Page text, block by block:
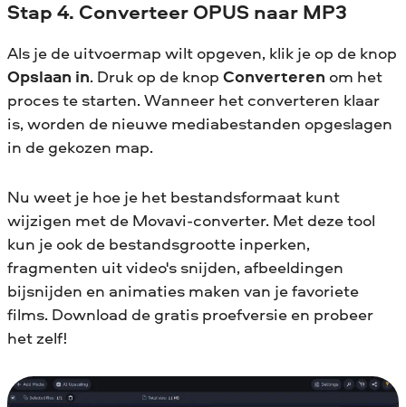
Stap 4. Converteer OPUS naar MP3
Als je de uitvoermap wilt opgeven, klik je op de knop
Opslaan in. Druk op de knop Converteren om het
proces te starten. Wanneer het converteren klaar
is, worden de nieuwe mediabestanden opgeslagen
in de gekozen map.
Nu weet je hoe je het bestandsformaat kunt
wijzigen met de Movavi-converter. Met deze tool
kun je ook de bestandsgrootte inperken,
fragmenten uit video's snijden, afbeeldingen
bijsnijden en animaties maken van je favoriete
films. Download de gratis proefversie en probeer
het zelf!